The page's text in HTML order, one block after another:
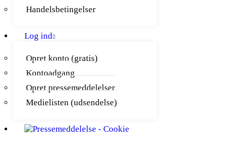
Handelsbetingelser
Log ind
Opret konto (gratis)
Kontoadgang
Opret pressemeddelelser
Medielisten (udsendelse)